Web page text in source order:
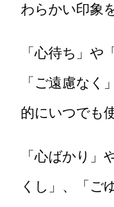
わらかい印象
「心待ち」や
「ご遠慮なく
的にいつでも
「心ばかり」
くし」、「ご